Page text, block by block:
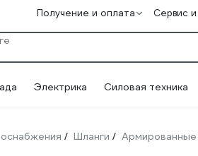
Получение и оплата Сервис
Электрика Силовая техника
/ Шланги / Армированные